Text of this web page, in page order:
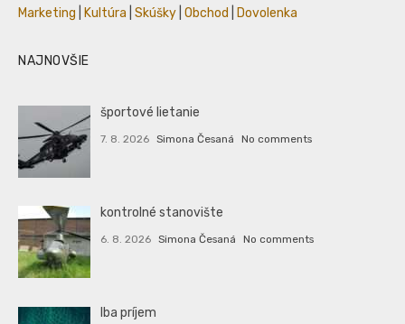
Marketing
Kultúra Skúšky Obchod Dovolenka
NAJNOVŠIE
športové lietanie
7. 8. 2026 Simona Česaná No comments
kontrolné stanovište
6. 8. 2026 Simona Česaná No comments
Iba príjem